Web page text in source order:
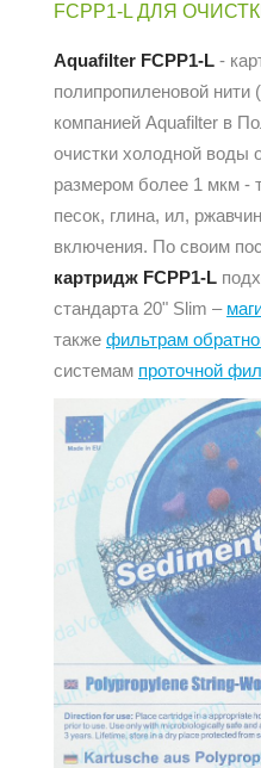
FCPP1-L ДЛЯ
Aquafilter FCPP1-L -
полипропиленовой нити
компанией Aquafilter в
очистки холодной воды
размером более 1 мкм -
песок, глина, ил,
включения. По своим
картридж FCPP1-L
стандарта 20" Slim –
также фильтрам
системам проточной